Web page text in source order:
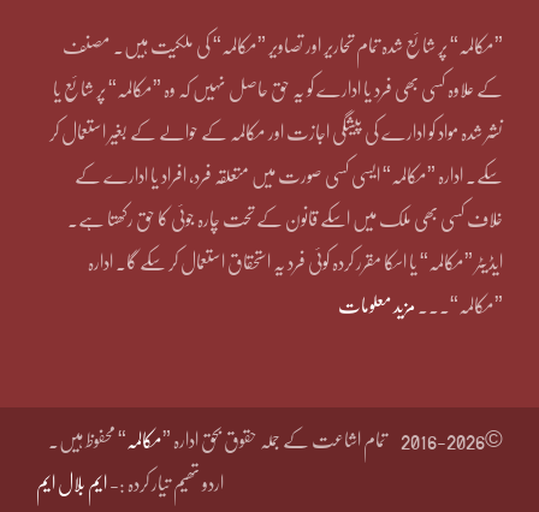
”مکالمہ“ پر شائع شدہ تمام تحاریر اور تصاویر ”مکالمہ“ کی ملکیت ہیں۔ مصنف
کے علاوہ کسی بھی فرد یا ادارے کو یہ حق حاصل نہیں کہ وہ ”مکالمہ“ پر شائع یا
نشر شدہ مواد کو ادارے کی پیشگی اجازت اور مکالمہ کے حوالے کے بغیر استعمال کر
سکے۔ ادارہ ”مکالمہ“ ایسی کسی صورت میں متعلقہ فرد، افراد یا ادارے کے
خلاف کسی بھی ملک میں اسکے قانون کے تحت چارہ جوئی کا حق رکھتا ہے۔
ایڈیٹر ”مکالمہ“ یا اسکا مقرر کردہ کوئی فرد یہ استحقاق استعمال کر سکے گا۔ ادارہ
”مکالمہ“۔۔۔ مزید معلومات
©2016-2026 تمام اشاعت کے جملہ حقوق بحق ادارہ ”مکالمہ “ محفوظ ہیں۔
اردو تھیم تیار کردہ :- ایم بلال ایم